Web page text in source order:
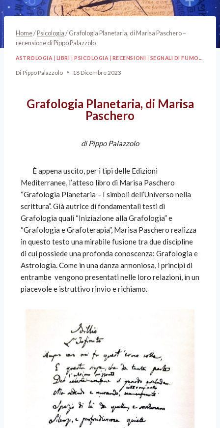
Home/Psicologia/Grafologia Planetaria, di Marisa Paschero –
recensione di Pippo Palazzolo
ASTROLOGIA LIBRI |PSICOLOGIA RECENSIONI SEGNALI DI FUMO...
Di Pippo Palazzolo 18 Dicembre 2023
Grafologia Planetaria, di Marisa
Paschero
di Pippo Palazzolo
È appena uscito, per i tipi delle Edizioni
Mediterranee, l’atteso libro di Marisa Paschero
“Grafologia Planetaria – I simboli dell’Universo nella
scrittura”. Già autrice di fondamentali testi di
Grafologia quali “Iniziazione alla Grafologia” e
“Grafologia e Grafoterapia”, Marisa Paschero realizza
in questo testo una mirabile fusione tra due discipline
di cui possiede una profonda conoscenza: Grafologia e
Astrologia. Come in una danza armoniosa, i princìpi di
entrambe vengono presentati nelle loro relazioni, in un
piacevole e istruttivo rinvio e richiamo.